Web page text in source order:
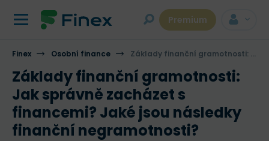
Premium
Finex Osobní finance Základy finanční gramotnosti: Jak správně zacházet s financemi? Jaké jsou následky finanční negramotnosti?
Základy finanční gramotnosti:
Jak správně zacházet s
financemi? Jaké jsou následky
finanční negramotnosti?